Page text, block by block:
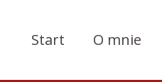
Start O mnie